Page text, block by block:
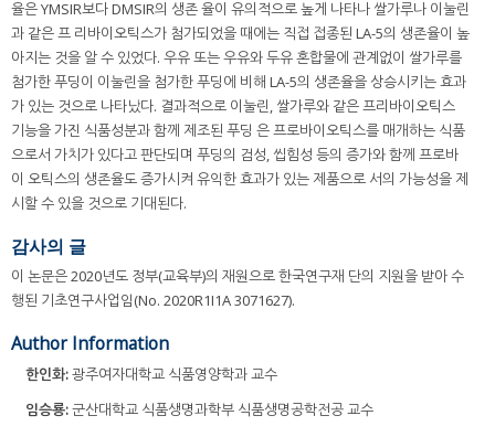
율은 YMSIR보다 DMSIR의 생존 율이 유의적으로 높게 나타나 쌀가루나 이눌린
과 같은 프 리바이오틱스가 첨가되었을 때에는 직접 접종된 LA-5의 생존율이 높
아지는 것을 알 수 있었다. 우유 또는 우유와 두유 혼합물에 관계없이 쌀가루를
첨가한 푸딩이 이눌린을 첨가한 푸딩에 비해 LA-5의 생존율을 상승시키는 효과
가 있는 것으로 나타났다. 결과적으로 이눌린, 쌀가루와 같은 프리바이오틱스
기능을 가진 식품성분과 함께 제조된 푸딩 은 프로바이오틱스를 매개하는 식품
으로서 가치가 있다고 판단되며 푸딩의 검성, 씹힘성 등의 증가와 함께 프로바
이 오틱스의 생존율도 증가시켜 유익한 효과가 있는 제품으로 서의 가능성을 제
시할 수 있을 것으로 기대된다.
감사의 글
이 논문은 2020년도 정부(교육부)의 재원으로 한국연구재 단의 지원을 받아 수
행된 기초연구사업임(No. 2020R1I1A 3071627).
Author Information
한인화:광주여자대학교 식품영양학과 교수
임승룡:군산대학교 식품생명과학부 식품생명공학전공 교수